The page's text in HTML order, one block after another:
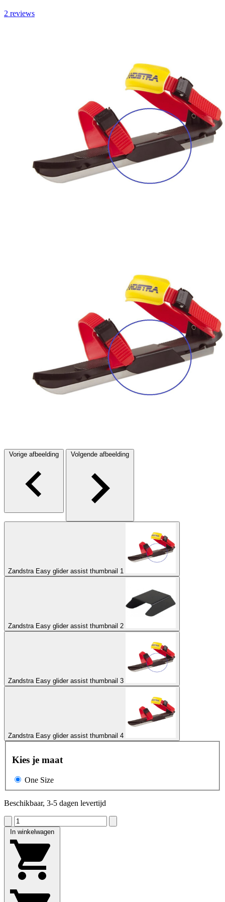
2 reviews
Vorige afbeelding Volgende afbeelding
Zandstra Easy glider assist thumbnail 1
Zandstra Easy glider assist thumbnail 2
Zandstra Easy glider assist thumbnail 3
Zandstra Easy glider assist thumbnail 4
Kies je maat
One Size
Beschikbaar, 3-5 dagen levertijd
In winkelwagen